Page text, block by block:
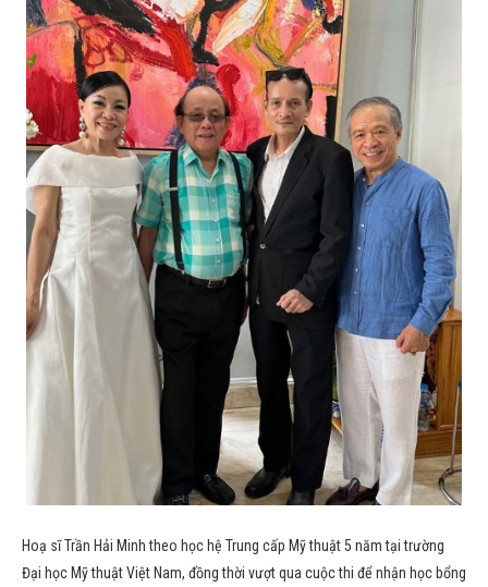
Hoạ sĩ Trần Hải Minh theo học hệ Trung cấp Mỹ thuật 5 năm tại trường
Đại học Mỹ thuật Việt Nam, đồng thời vượt qua cuộc thi để nhận học bổng